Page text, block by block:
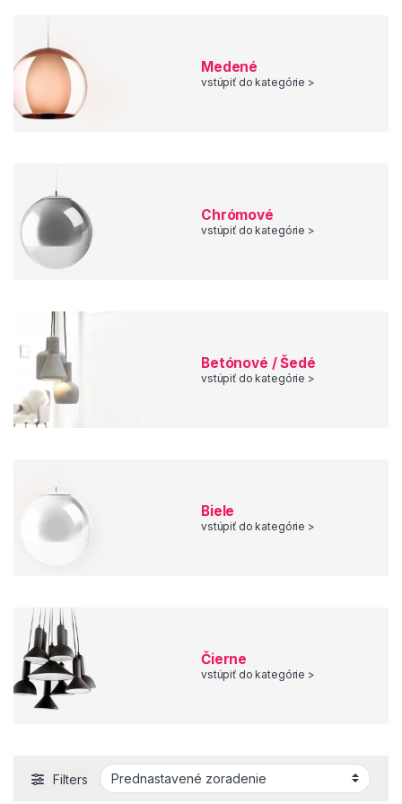
Medené
vstúpiť do kategórie >
Chrómové
vstúpiť do kategórie >
Betónové / Šedé
vstúpiť do kategórie >
Biele
vstúpiť do kategórie >
Čierne
vstúpiť do kategórie >
Filters